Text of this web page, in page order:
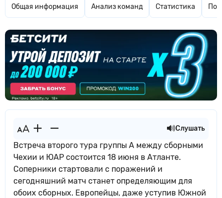
Общая информация Анализ команд Статистика
Слушать
Встреча второго тура группы А между сборными
Чехии и ЮАР состоится 18 июня в Атланте.
Соперники стартовали с поражений и
сегодняшний матч станет определяющим для
обоих сборных. Европейцы, даже уступив Южной